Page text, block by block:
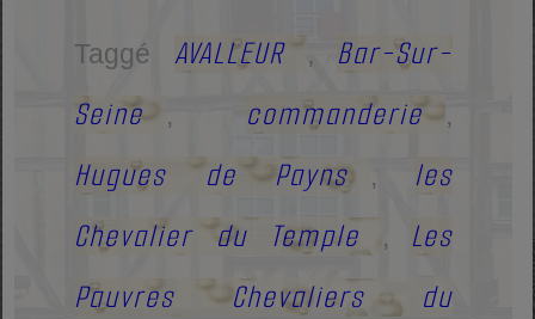
Taggé AVALLEUR , Bar-Sur-
Seine
, commanderie ,
Hugues de Payns , les
Chevalier du Temple
, Les
Pauvres Chevaliers du